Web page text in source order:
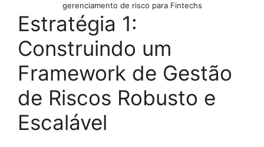
gerenciamento de risco para Fintechs
Estratégia 1:
Construindo um
Framework de Gestão
de Riscos Robusto e
Escalável